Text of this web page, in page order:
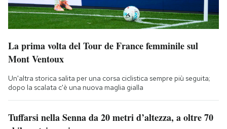
La prima volta del Tour de France femminile sul
Mont Ventoux
Un'altra storica salita per una corsa ciclistica sempre più seguita;
dopo la scalata c'è una nuova maglia gialla
Tuffarsi nella Senna da 20 metri d’altezza, a oltre 70